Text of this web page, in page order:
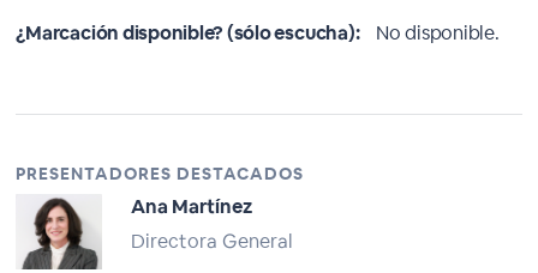
¿Marcación disponible? (sólo escucha):
No disponible.
PRESENTADORES DESTACADOS
Ana Martínez
Directora General